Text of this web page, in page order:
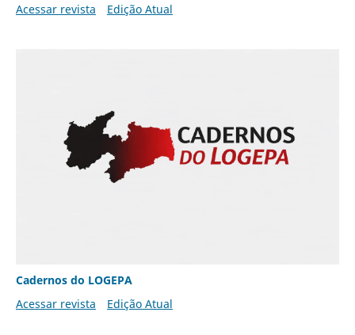
Acessar revista
Edição Atual
Cadernos do LOGEPA
Acessar revista
Edição Atual